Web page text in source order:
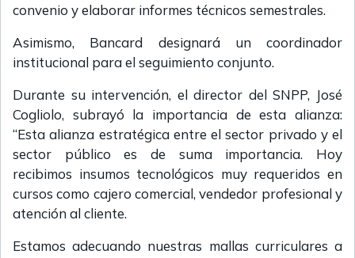
convenio y elaborar informes técnicos semestrales.
Asimismo, Bancard designará un coordinador
institucional para el seguimiento conjunto.
Durante su intervención, el director del SNPP, José
Cogliolo, subrayó la importancia de esta alianza:
“Esta alianza estratégica entre el sector privado y el
sector público es de suma importancia. Hoy
recibimos insumos tecnológicos muy requeridos en
cursos como cajero comercial, vendedor profesional y
atención al cliente.
Estamos adecuando nuestras mallas curriculares a